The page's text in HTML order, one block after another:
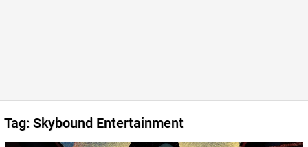
Tag: Skybound Entertainment